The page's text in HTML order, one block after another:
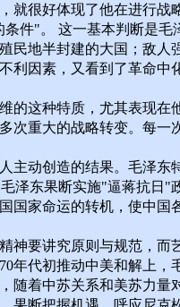
就很好体现了他在进行
件"。 这一基本判断是
民地半封建的大国；敌
利因素，又看到了革命中
的这种特质，尤其表现
次重大的战略转变。每一
主动创造的结果。毛泽
泽东果断实施"逼蒋抗日"
国家命运的转机，使中
神要讲究原则与规范，
年代初推动中美和解上
随着中苏关系和美苏力